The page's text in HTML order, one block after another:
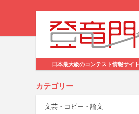
日本最大級のコンテスト情報サイト
カテゴリー
文芸・コピー・論文